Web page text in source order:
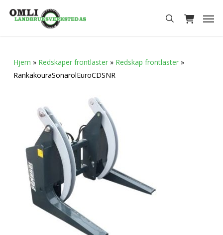
search
Hjem » Redskaper frontlaster» Redskap frontlaster»
RankakouraSonarolEuroCDSNR